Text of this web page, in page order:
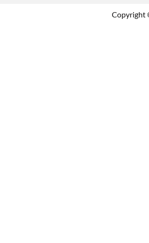
Copyright